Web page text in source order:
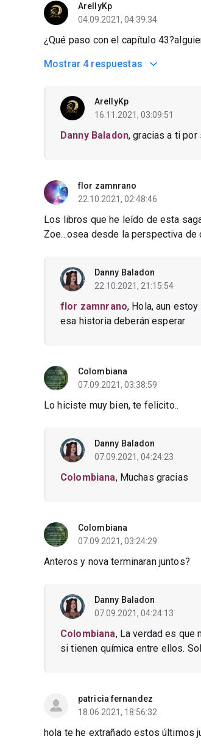
ArellyKp
04.09.2021, 04:39:34
¿Qué paso con el capítulo
Mostrar 4 respuestas
ArellyKp
16.11.2021, 03:09:51
Danny Baladon, gracias a ti
flor zamnrano
22.10.2021, 02:48:46
Los libros que he leído de esta
Zoe...osea desde la perspectiva de
Danny Baladon
22.10.2021, 21:15:54
flor zamnrano, Hola, aun
esa historia deberán esperar
Colombiana
07.09.2021, 03:38:59
Lo hiciste muy bien, te felicito..
Danny Baladon
07.09.2021, 04:24:23
Colombiana, Muchas gracias
Colombiana
07.09.2021, 03:24:29
Anteros y nova terminaran juntos?
Danny Baladon
07.09.2021, 04:24:13
Colombiana, La verdad es que
si tienen química entre ellos.
patricia fernandez
18.06.2021, 18:56:32
hola te he extrañado estos últimos